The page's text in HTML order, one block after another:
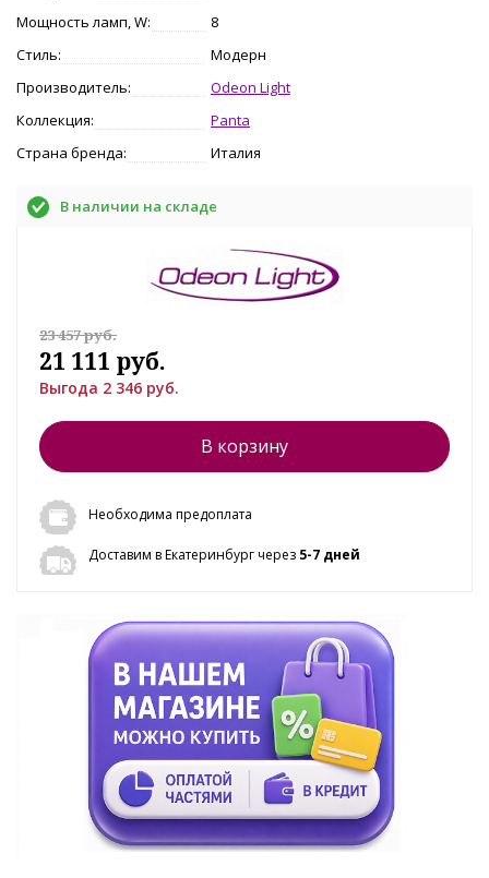
Мощность ламп, W:
8
Стиль:
Модерн
Производитель:
Odeon Light
Коллекция:
Panta
Страна бренда:
Италия
В наличии на складе
23 457 руб.
21 111 руб.
Выгода 2 346 руб.
В корзину
Необходима предоплата
Доставим в Екатеринбург через 5-7 дней